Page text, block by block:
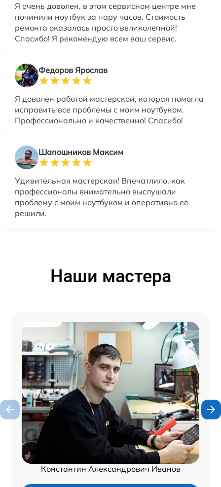
Я очень доволен, в этом сервисном центре мне
починили ноутбук за пару часов. Стоимость
ремонта оказалась просто великолепной!
Спасибо! Я рекомендую всем ваш сервис.
Федоров Ярослав
Я доволен работой мастерской, которая помогла
исправить все проблемы с моим ноутбуком.
Профессионально и качественно! Спасибо!
Шапошников Максим
Удивительная мастерская! Впечатлило, как
профессионалы внимательно выслушали
проблему с моим ноутбуком и оперативно её
решили.
Наши мастера
Константин Александрович Иванов